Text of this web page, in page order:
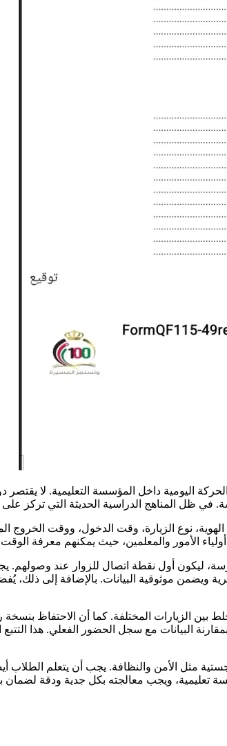
الحركة اليومية داخل المؤسسة التعليمية. لا
ظل المناهج الدراسية الحديثة التي تركز على
نوع الزيارة، وقت الدخول، ووقت الخروج
الأمور والمعلمين، حيث يمكنهم معرفة الوقت
ليكون أول نقطة اتصال للزوار عند
قبل تسجيلها. هذا الإجراء البسيط ي$1 $2$3الأخطاء البشرية ويضمن
المختلفة. كما أن الاحتفاظ بنسخة
البيانات مع سجل الحضور الفعلي. هذا
مثل الأمن والنظافة. يجب أن يتعلم
تعليمية، ويجب معالجته بكل جدية ودقة لضمان